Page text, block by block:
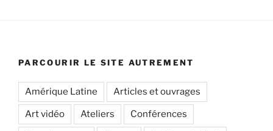
PARCOURIR LE SITE AUTREMENT
Amérique Latine Articles et ouvrages
Art vidéo Ateliers Conférences